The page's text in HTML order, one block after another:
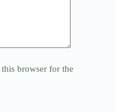
browser for the